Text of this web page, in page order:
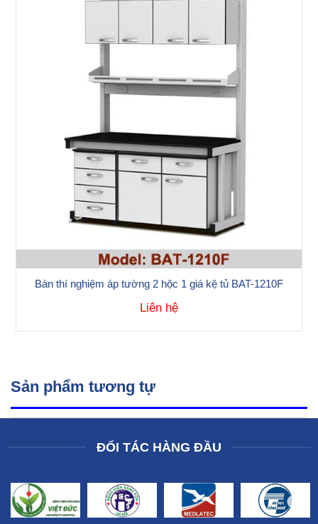
Bàn thí nghiệm áp tường 2 hộc 1 giá kệ tủ BAT-1210F
Liên hệ
Sản phẩm tương tự
ĐỐI TÁC HÀNG ĐẦU